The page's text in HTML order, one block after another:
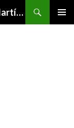
Cogito ergo escribo por Fernando Martínez Serrano